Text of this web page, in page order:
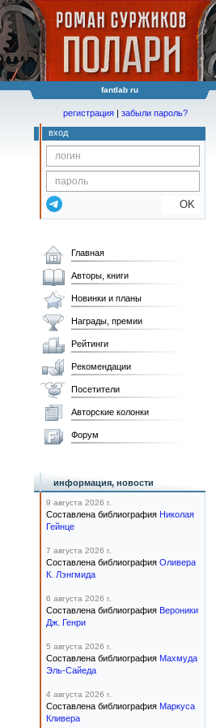
fantlab ru
регистрация | забыли пароль?
вход
OK
Главная
Авторы, книги
Новинки и планы
Награды, премии
Рейтинги
Рекомендации
Посетители
Авторские колонки
Форум
информация, новости
9 августа 2026 г.
Составлена библиография Николая
Гейнце
7 августа 2026 г.
Составлена библиография Оливера
К. Лэнгмида
6 августа 2026 г.
Составлена библиография Вероники
Дж. Генри
5 августа 2026 г.
Составлена библиография Махмуда
Эль-Сайеда
4 августа 2026 г.
Составлена библиография Маркуса
Кливера